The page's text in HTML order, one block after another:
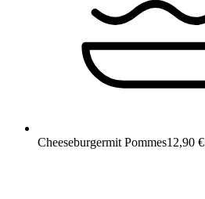
Cheeseburgermit Pommes12,90 €